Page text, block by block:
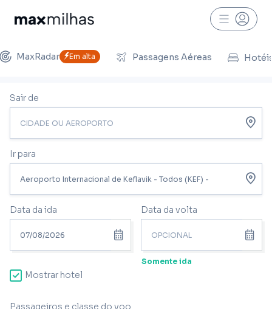
MaxRadar Em alta Passagens Aéreas
Sair de
Ir para
Data da ida Data da volta
Somente ida
Mostrar hotel
Passageiros e classe do voo